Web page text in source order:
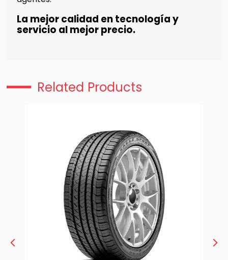
La mejor calidad en tecnología y
servicio al mejor precio.
Related Products